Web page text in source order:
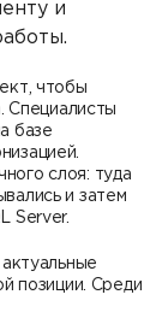
и
чтобы
Специалисты
базе
слоя: туда
и затем
Server.
позиции. Среди